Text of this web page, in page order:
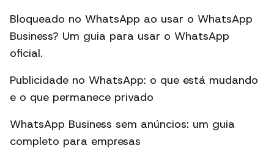
Bloqueado no WhatsApp ao usar o WhatsApp
Business? Um guia para usar o WhatsApp
oficial.
Publicidade no WhatsApp: o que está mudando
e o que permanece privado
WhatsApp Business sem anúncios: um guia
completo para empresas